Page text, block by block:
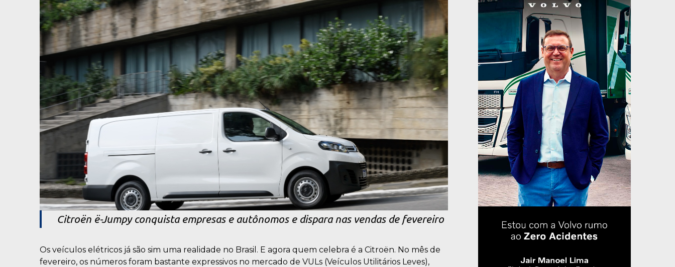
Citroën ë-Jumpy conquista empresas e autônomos e dispara nas vendas de fevereiro
Os veículos elétricos já são sim uma realidade no Brasil. E agora quem celebra é a Citroën. No mês de
fevereiro, os números foram bastante expressivos no mercado de VULs (Veículos Utilitários Leves),